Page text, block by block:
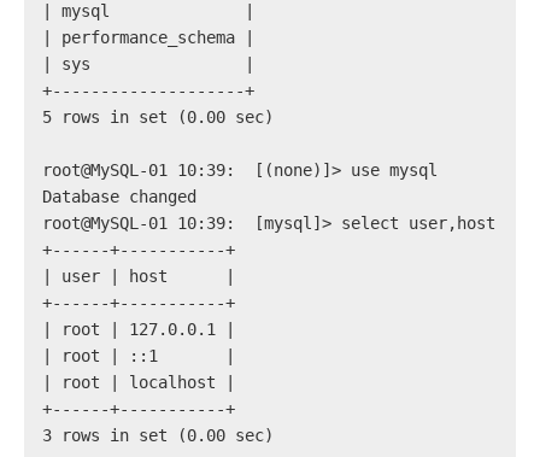
| mysql              |
| performance_schema |
| sys                |
+--------------------+
5 rows in set (0.00 sec)
root@MySQL-01 10:39:  [(none)]> use mysql
Database changed
root@MySQL-01 10:39:  [mysql]> select user,host
+------+-----------+
| user | host      |
+------+-----------+
| root | 127.0.0.1 |
| root | ::1       |
| root | localhost |
+------+-----------+
3 rows in set (0.00 sec)